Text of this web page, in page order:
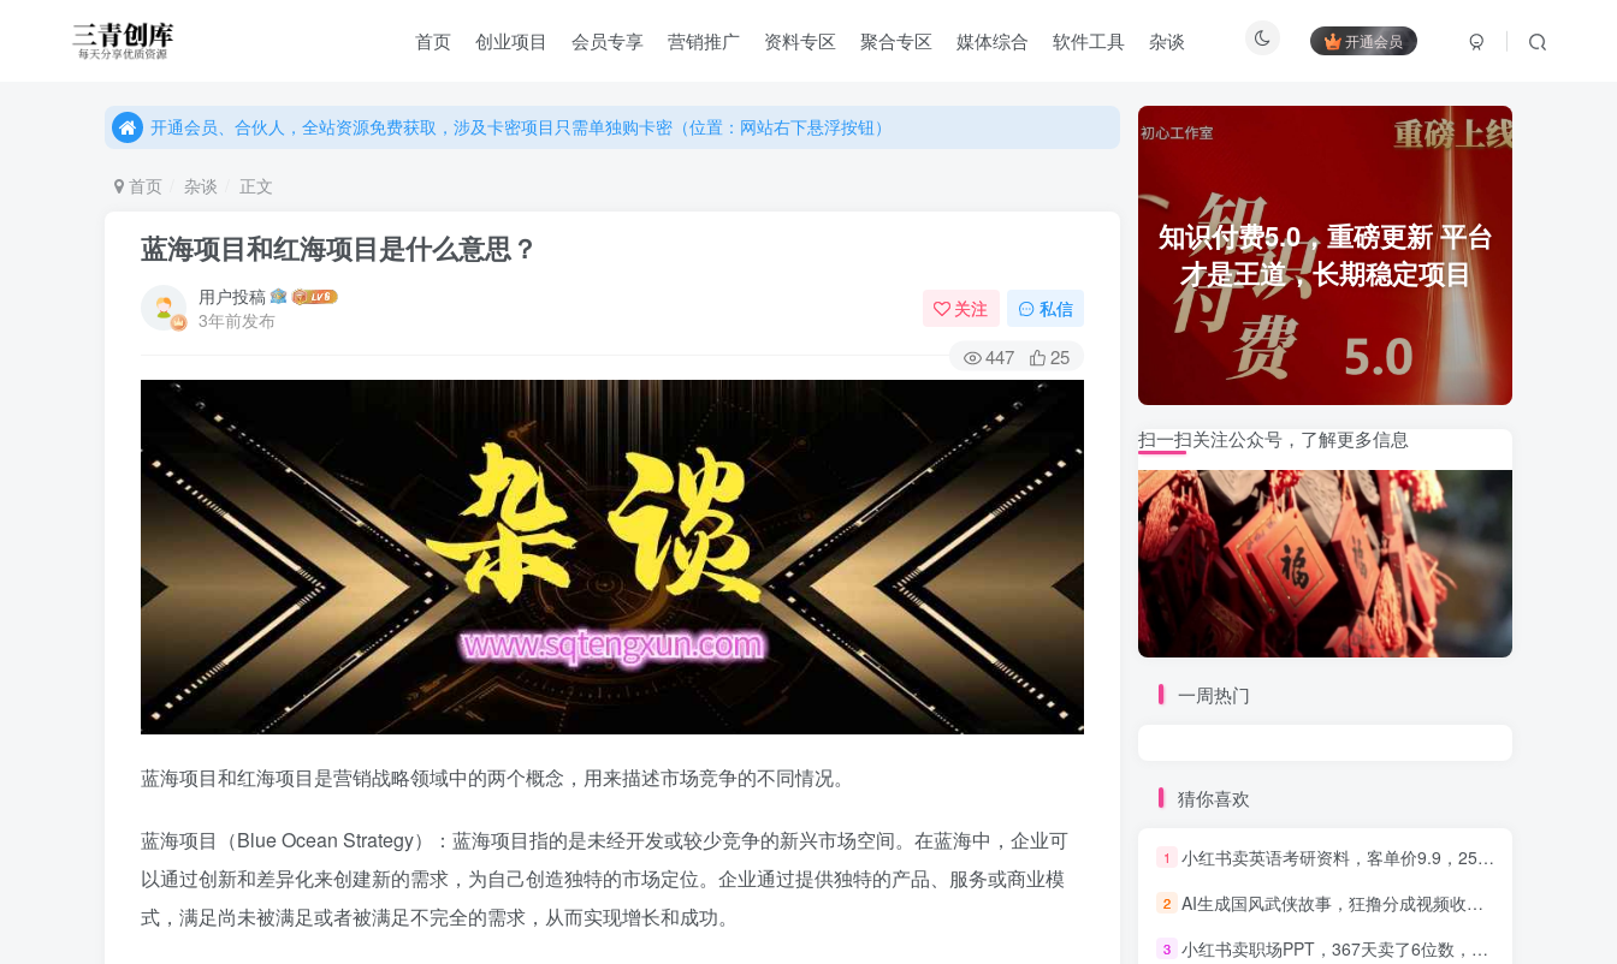
开通会员
首页 创业项目 会员专享 营销推广 资料专区 聚合专区 媒体综合 软件工具 杂谈
开通会员、合伙人，全站资源免费获取，涉及卡密项目只需单独购卡密（位置：网站右下悬浮按钮）
开通会员、合伙人，全站资源免费获取，涉及卡密项目只需单独购卡密（位置：网站右下悬浮按钮）
首页 杂谈 正文
蓝海项目和红海项目是什么意思？
用户投稿
3年前发布
关注 私信
447 25
蓝海项目和红海项目是营销战略领域中的两个概念，用来描述市场竞争的不同情况。
蓝海项目（Blue Ocean Strategy）：蓝海项目指的是未经开发或较少竞争的新兴市场空间。在蓝海中，企业可
以通过创新和差异化来创建新的需求，为自己创造独特的市场定位。企业通过提供独特的产品、服务或商业模
式，满足尚未被满足或者被满足不完全的需求，从而实现增长和成功。
知识付费5.0，重磅更新 平台
才是王道，长期稳定项目
扫一扫关注公众号，了解更多信息
一周热门
猜你喜欢
1 小红书卖英语考研资料，客单价9.9，250天卖了16w!
2 AI生成国风武侠故事，狂撸分成视频收益，轻松日入1000+【可多平台分发】！
3 小红书卖职场PPT，367天卖了6位数，从0-1全流程讲解